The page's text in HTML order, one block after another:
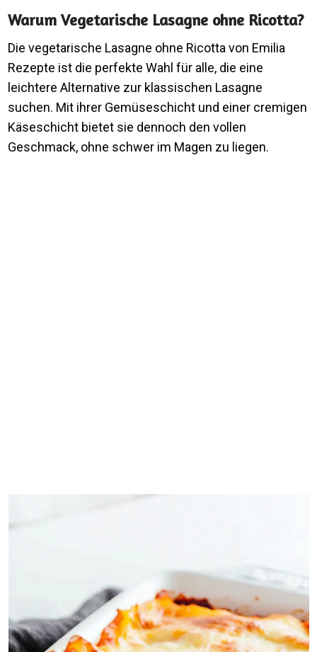
Warum Vegetarische Lasagne ohne Ricotta?
Die vegetarische Lasagne ohne Ricotta von Emilia
Rezepte ist die perfekte Wahl für alle, die eine
leichtere Alternative zur klassischen Lasagne
suchen. Mit ihrer Gemüseschicht und einer cremigen
Käseschicht bietet sie dennoch den vollen
Geschmack, ohne schwer im Magen zu liegen.